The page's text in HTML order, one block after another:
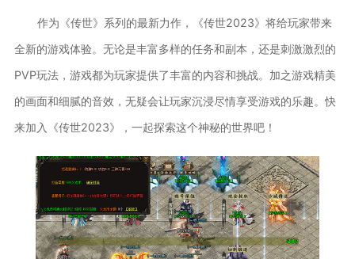
作为《传世》系列的最新力作，《传世2023》将给玩家带来
全新的游戏体验。无论是丰富多样的任务和副本，还是刺激激烈的
PVP玩法，游戏都为玩家提供了丰富的内容和挑战。加之游戏精美
的画面和细腻的音效，无疑会让玩家沉浸尽情享受游戏的乐趣。快
来加入《传世2023》，一起探索这个神秘的世界吧！